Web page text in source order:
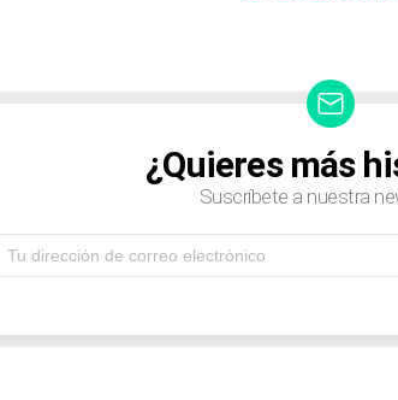
¿Quieres más
Suscríbete a nuestra
de
correo